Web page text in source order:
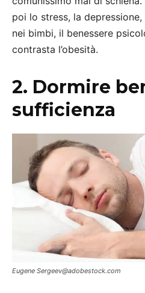
poi lo stress, la depressione,
nei bimbi, il benessere
contrasta l’obesità.
2. Dormire
sufficienza
Eugene Sergeev@adobestock.com